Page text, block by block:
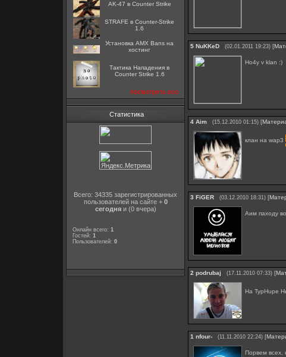
AK-47 в Counter Strike
STRAFE в Counter-Strike
1.6
Установка AMX Bans на
хостинг
Тактика Нападения в
Counter Strike 1.6
посмотреть все
Статистика
Всего: 34335 зарегистрированных
пользователей на сайте + 0
сегодняи (0 вчера)
Онлайн всего: 1
Гостей: 1
Пользователей: 0
5 NuKKeD (02.01.2011 19:23) [
Ho4y v klan :)
4 Aim (15.12.2010 01:15) [
клан на wар3
3 FiGER (03.12.2010 18:31) [
Аим паходу
2 podrubaj (17.11.2010 07:33) [
Ha TypHupe
1 nfour- (11.11.2010 22:24) [
Порвем всех,